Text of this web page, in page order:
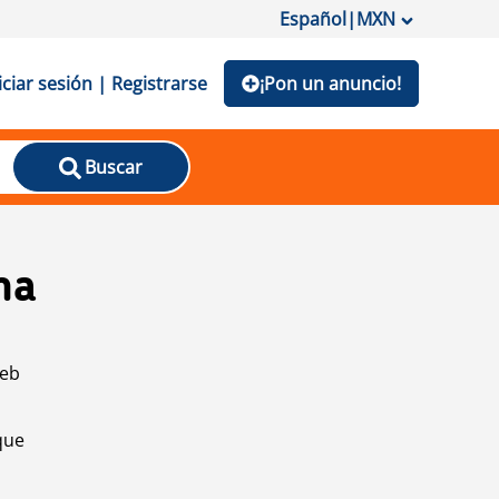
Español|MXN
sesión | Registrarse ¡Pon un anuncio!
Buscar